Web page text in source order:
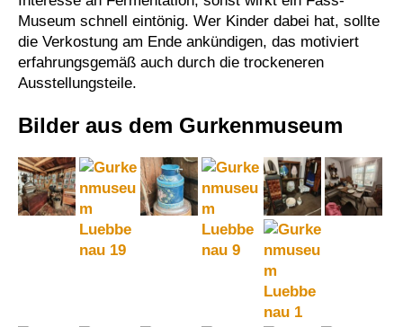
Museum schnell eintönig. Wer Kinder dabei hat, sollte
die Verkostung am Ende ankündigen, das motiviert
erfahrungsgemäß auch durch die trockeneren
Ausstellungsteile.
Bilder aus dem Gurkenmuseum